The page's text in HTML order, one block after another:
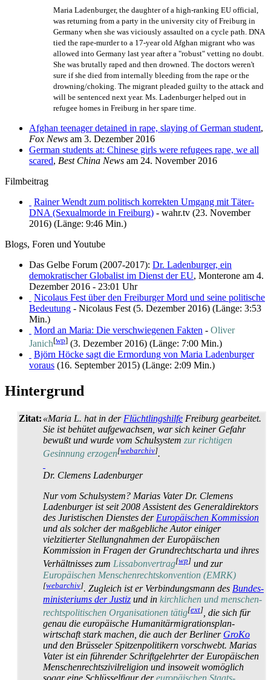
Maria Ladenburger, the daughter of a high-ranking EU official,
was returning from a party in the university city of Freiburg in
Germany when she was viciously assaulted on a cycle path. DNA
tied the rape-murder to a 17-year old Afghan migrant who was
allowed into Germany last year after a "robust" vetting no doubt.
She was brutally raped and then drowned. The doctors weren't
sure if she died from internally bleeding from the rape or the
drowning/choking. The migrant pleaded guilty to the attack and
will be sentenced next year. Ms. Ladenburger helped out in
refugee homes in Freiburg in her spare time.
Afghan teenager detained in rape, slaying of German student,
Fox News am 3. Dezember 2016
German students at: Chinese girls were refugees rape, we all
scared, Best China News am 24. November 2016
Filmbeitrag
Rainer Wendt zum politisch korrekten Umgang mit Täter-
DNA (Sexualmorde in Freiburg) - wahr.tv (23. November
2016) (Länge: 9:46 Min.)
Blogs, Foren und Youtube
Das Gelbe Forum (2007-2017): Dr. Ladenburger, ein
demokratischer Globalist im Dienst der EU, Monterone am 4.
Dezember 2016 - 23:01 Uhr
Nicolaus Fest über den Freiburger Mord und seine politische
Bedeutung - Nicolaus Fest (5. Dezember 2016) (Länge: 3:53
Min.)
Mord an Maria: Die verschwiegenen Fakten - Oliver
Janich[wp] (3. Dezember 2016) (Länge: 7:00 Min.)
Björn Höcke sagt die Ermordung von Maria Ladenburger
voraus (16. September 2015) (Länge: 2:09 Min.)
Hintergrund
Zitat: «Maria L. hat in der Flüchtlingshilfe Freiburg gearbeitet.
Sie ist behütet aufgewachsen, war sich keiner Gefahr
bewußt und wurde vom Schulsystem zur richtigen
Gesinnung erzogen[webarchiv].
Dr. Clemens Ladenburger
Nur vom Schulsystem? Marias Vater Dr. Clemens
Ladenburger ist seit 2008 Assistent des General­direktors
des Juristischen Dienstes der Europäischen Kommission
und als solcher der maßgebliche Autor einiger
vielzitierter Stellung­nahmen der Europäischen
Kommission in Fragen der Grundrechts­charta und ihres
Verhältnisses zum Lissabon­vertrag[wp] und zur
Europäischen Menschen­rechts­konvention (EMRK)
[webarchiv]. Zugleich ist er Verbindungsmann des Bundes­
ministeriums der Justiz und in kirchlichen und menschen­
rechts­politischen Organisationen tätig[ext] , die sich für
genau die europäische Humanitär­migrations­plan­
wirtschaft stark machen, die auch der Berliner GroKo
und den Brüsseler Spitzen­politikern vorschwebt. Marias
Vater ist ein führender Schrift­gelehrter der Europäischen
Menschen­rechts­zivil­religion und insoweit womöglich